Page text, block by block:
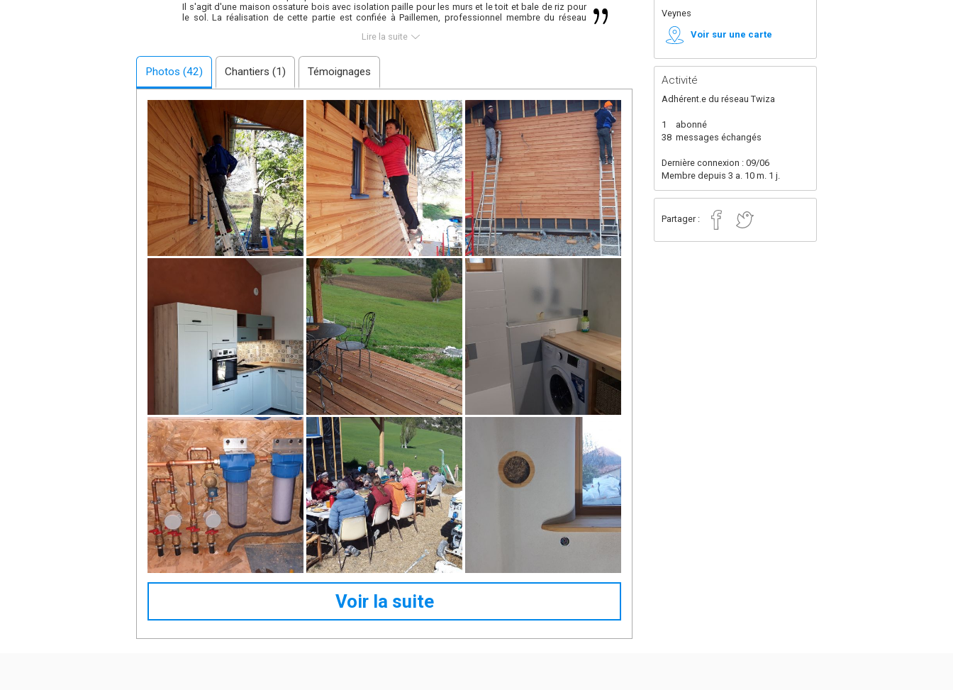
Il s'agit d'une maison ossature bois avec isolation paille pour les murs et le toit et bale de riz pour
le sol. La réalisation de cette partie est confiée à Paillemen, professionnel membre du réseau
La maison devrait être hors d'eau/hors d'air fin décembre. Pose de la paille et lambris plafond en
dans l'été.
J'ai pour ma part participé à deux chantiers Twiza différents, un en Savoie et l'autre dans les
Hautes-Alpes réalisé par Paillemen.
Nous essayons d'avoir un projet aussi global que possible pour ce qui est de la gestion de l'eau et
de l'énergie.
Nous serons heureux de partager ce projet avec d'autres membres.
Christian et Françoise
Lire la suite
Veynes
Voir sur une carte
Activité
Adhérent.e du réseau Twiza
1
abonné
38 messages échangés
Dernière connexion : 09/06
Membre depuis 3 a. 10 m. 1 j.
Partager :
Photos (42) Chantiers (1) Témoignages
Voir la suite